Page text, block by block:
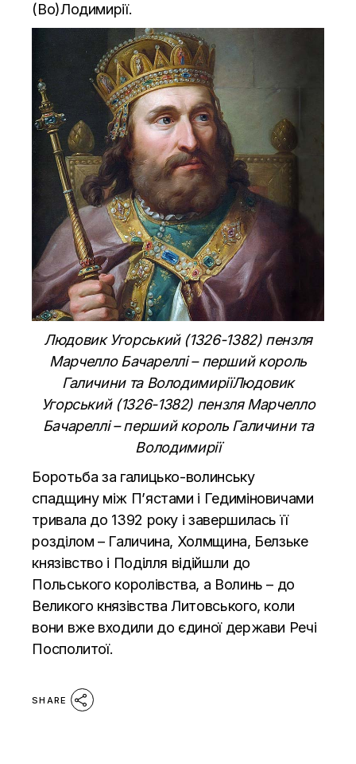
(Во)Лодимирії.
Людовик Угорський (1326-1382) пензля
Марчелло Бачареллі – перший король
Галичини та ВолодимиріїЛюдовик
Угорський (1326-1382) пензля Марчелло
Бачареллі – перший король Галичини та
Володимирії
Боротьба за галицько-волинську
спадщину між П’ястами і Гедиміновичами
тривала до 1392 року і завершилась її
розділом – Галичина, Холмщина, Белзьке
князівство і Поділля відійшли до
Польського королівства, а Волинь – до
Великого князівства Литовського, коли
вони вже входили до єдиної держави Речі
Посполитої.
SHARE